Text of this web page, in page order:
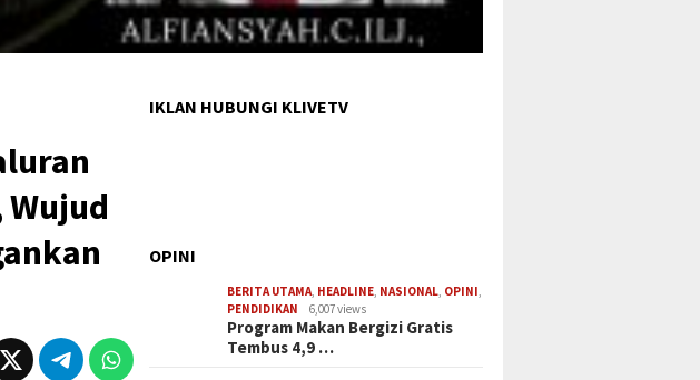
Wujud
IKLAN HUBUNGI KLIVETV
OPINI
BERITA UTAMA HEADLINE NASIONAL OPINI
PENDIDIKAN
6,007 views
Program Makan Bergizi Gratis
Tembus 4,9 …